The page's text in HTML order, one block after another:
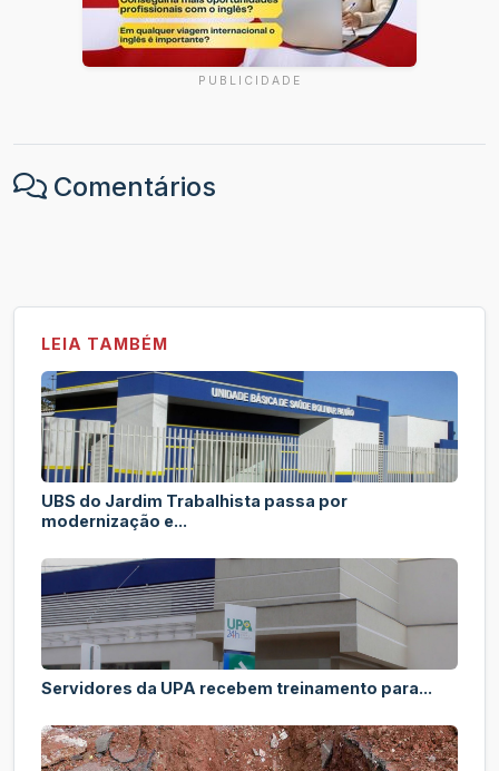
PUBLICIDADE
Comentários
LEIA TAMBÉM
UBS do Jardim Trabalhista passa por
modernização e...
Servidores da UPA recebem treinamento para...